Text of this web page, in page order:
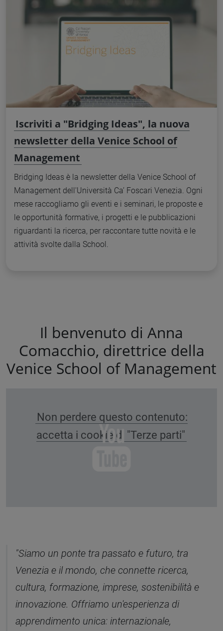
Iscriviti a "Bridging Ideas", la nuova
newsletter della Venice School of
Management
Bridging Ideas è la newsletter della Venice School of
Management dell'Università Ca’ Foscari Venezia. Ogni
mese raccogliamo gli eventi e i seminari, le proposte e
le opportunità formative, i progetti e le pubblicazioni
riguardanti la ricerca, per raccontare tutte novità e le
attività svolte dalla School.
Il benvenuto di Anna
Comacchio, direttrice della
Venice School of Management
Non perdere questo contenuto:
accetta i cookie di "Terze parti"
"Siamo un ponte tra passato e futuro, tra
Venezia e il mondo, che connette ricerca,
cultura, formazione, imprese, sostenibilità e
innovazione. Offriamo un'esperienza di
apprendimento unica: internazionale,